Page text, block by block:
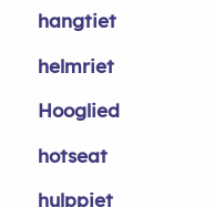
hangtiet
helmriet
Hooglied
hotseat
hulppiet